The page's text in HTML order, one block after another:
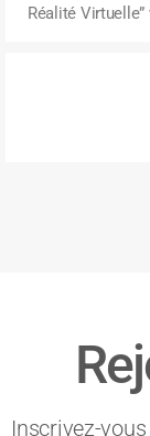
Réalité
Inscrivez-